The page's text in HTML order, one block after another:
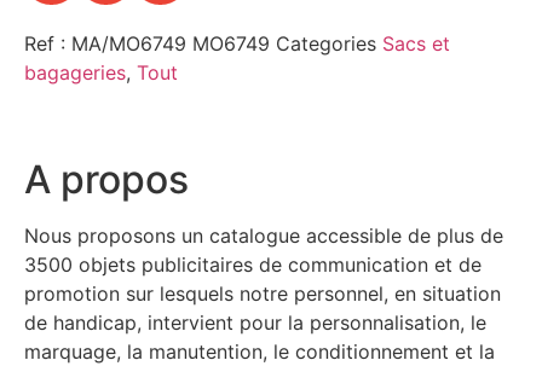
Ref : MA/MO6749 MO6749 Categories Sacs et
bagageries, Tout
A propos
Nous proposons un catalogue accessible de plus de
3500 objets publicitaires de communication et de
promotion sur lesquels notre personnel, en situation
de handicap, intervient pour la personnalisation, le
marquage, la manutention, le conditionnement et la